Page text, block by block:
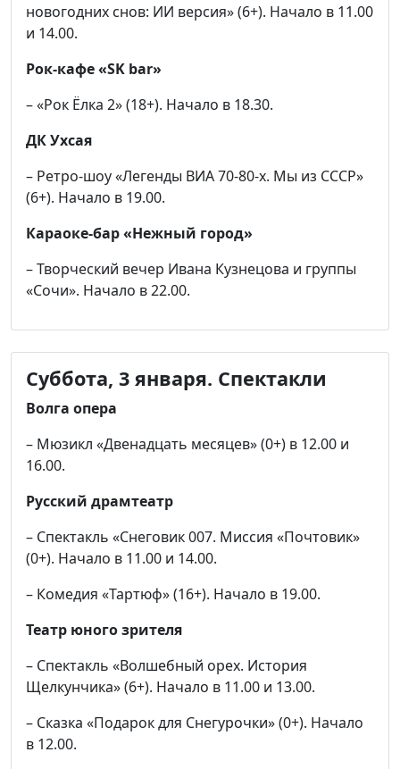
новогодних снов: ИИ версия» (6+). Начало в 11.00
и 14.00.
Рок-кафе «SK bar»
– «Рок Ёлка 2» (18+). Начало в 18.30.
ДК Ухсая
– Ретро-шоу «Легенды ВИА 70-80-х. Мы из СССР»
(6+). Начало в 19.00.
Караоке-бар «Нежный город»
– Творческий вечер Ивана Кузнецова и группы
«Сочи». Начало в 22.00.
Суббота, 3 января. Спектакли
Волга опера
– Мюзикл «Двенадцать месяцев» (0+) в 12.00 и
16.00.
Русский драмтеатр
– Спектакль «Снеговик 007. Миссия «Почтовик»
(0+). Начало в 11.00 и 14.00.
– Комедия «Тартюф» (16+). Начало в 19.00.
Театр юного зрителя
– Спектакль «Волшебный орех. История
Щелкунчика» (6+). Начало в 11.00 и 13.00.
– Сказка «Подарок для Снегурочки» (0+). Начало
в 12.00.